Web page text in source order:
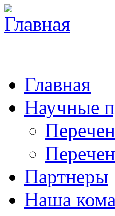
Главная
Научные
Партнеры
Наша